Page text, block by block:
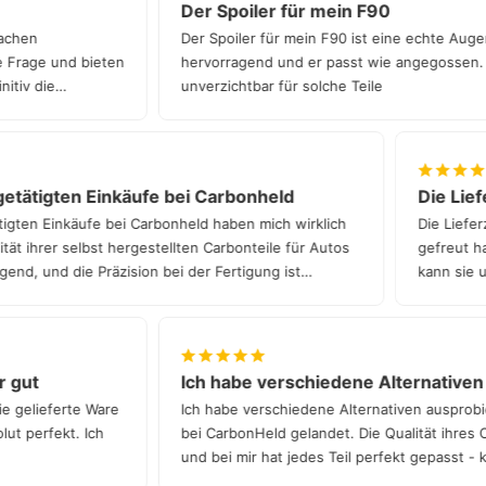
Frage und bieten
die
Der Spoiler für mein F90
Der Spoiler für mein F90 ist eine echte
hervorragend und er passt wie
unverzichtbar für solche Teile
Einkäufe bei Carbonheld
Einkäufe bei Carbonheld haben mich wirklich
ihrer selbst hergestellten Carbonteile für Autos
und die Präzision bei der Fertigung ist
Die
Die
gefreut
kann sie
gut
gelieferte Ware
perfekt. Ich
Ich habe verschiedene
Ich habe verschiedene Alternativen
bei CarbonHeld gelandet. Die Qualität
und bei mir hat jedes Teil perfekt gepasst